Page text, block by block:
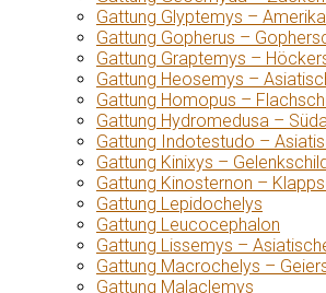
Gattung Glyptemys –
Gattung Gopherus –
Gattung Graptemys –
Gattung Heosemys –
Gattung Homopus –
Gattung Hydromedusa –
Gattung Indotestudo –
Gattung Kinixys –
Gattung Kinosternon –
Gattung Lepidochelys
Gattung Leucocephalon
Gattung Lissemys –
Gattung Macrochelys –
Gattung Malaclemys